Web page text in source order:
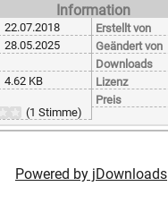
Information
22.07.2018
28.05.2025
4.62 KB
(1 Stimme)
Erstellt von
Geändert von
Downloads
Lizenz
Preis
Powered by jDownloads